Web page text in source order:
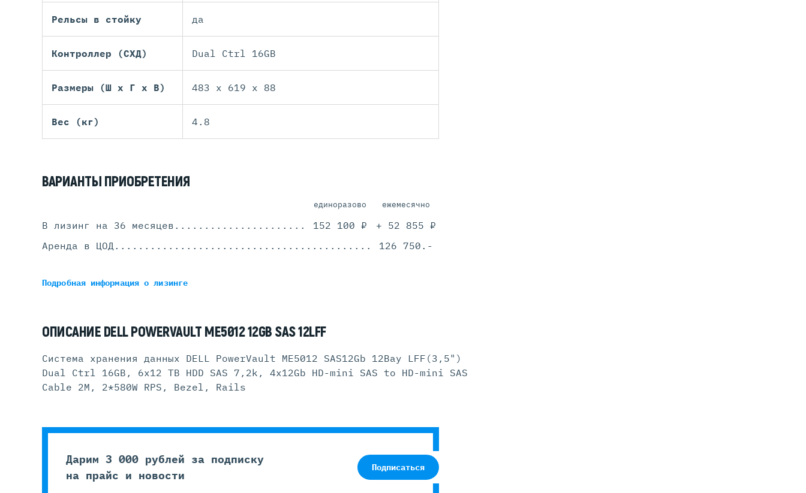
Рельсы в стойку да
Контроллер (СХД) Dual Ctrl 16GB
Размеры (Ш х Г х В) 483 x 619 x 88
Вес (кг) 4.8
ВАРИАНТЫ ПРИОБРЕТЕНИЯ
единоразово ежемесячно
В лизинг на 36 месяцев ....................................................................................
152 100 ₽
+ 52 855 ₽
Аренда в ЦОД....................................................................................
126 750.-
Подробная информацияо лизинге
ОПИСАНИЕ DELL POWERVAULT ME5012 12GB SAS 12LFF
Система хранения данных DELL PowerVault ME5012 SAS12Gb 12Bay LFF(3,5")
Dual Ctrl 16GB, 6x12 TB HDD SAS 7,2k, 4x12Gb HD-mini SAS to HD-mini SAS
Cable 2M, 2*580W RPS, Bezel, Rails
Дарим 3 000 рублей за подписку
на прайс и новости
Подписаться